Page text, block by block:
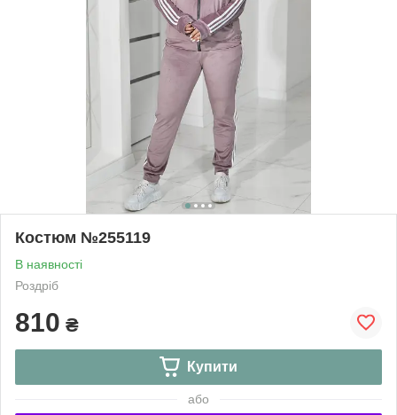
Костюм №255119
В наявності
Роздріб
810 ₴
Купити
або